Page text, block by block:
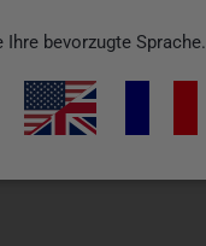
Ihre bevorzugte Sprache.